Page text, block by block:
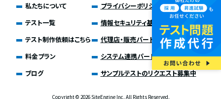
私たちについて
テスト一覧
テスト制作依頼はこちら
料金プラン
ブログ
プライバシーポリシー
情報セキュリティ基本方針
代理店・販売パートナー募集
システム連携パートナー募集
サンプルテストのリクエスト募集中
Copyright © 2026 SiteEngine Inc. All Rights Reserved.